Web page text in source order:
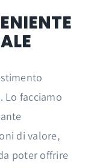
Lo facciamo
di valore,
poter offrire